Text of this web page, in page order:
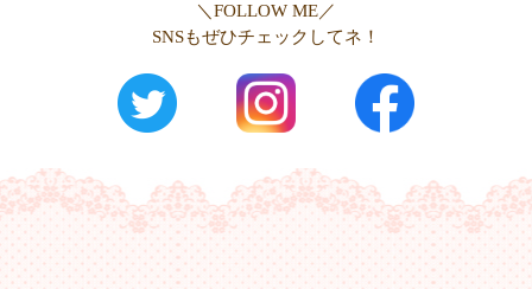
＼FOLLOW ME／
SNSもぜひチェックしてネ！